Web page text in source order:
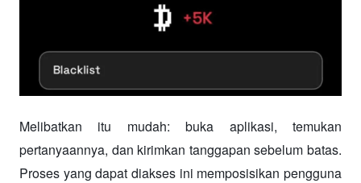
Melibatkan itu mudah: buka aplikasi, temukan
pertanyaannya, dan kirimkan tanggapan sebelum batas.
Proses yang dapat diakses ini memposisikan pengguna